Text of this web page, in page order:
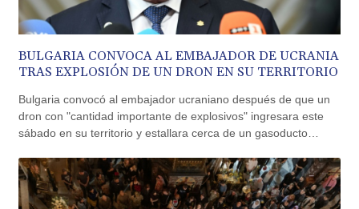
CHF 0.93588
CLF 0.026829
1055.916879
CNH 7.796152
COP 3633.55485
CRC 523.993489
CUP 30.637594
CVE 110.26363
CZK 24.258158
BULGARIA CONVOCA AL EMBAJADOR DE UCRANIA
TRAS EXPLOSIÓN DE UN DRON EN SU TERRITORIO
Bulgaria convocó al embajador ucraniano después de que un
dron con "cantidad importante de explosivos" ingresara este
sábado en su territorio y estallara cerca de un gasoducto